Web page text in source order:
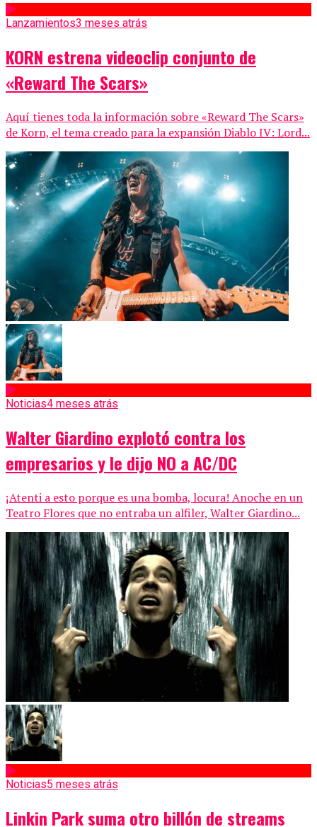
Lanzamientos3 meses atrás
KORN estrena videoclip conjunto de
«Reward The Scars»
Aquí tienes toda la información sobre «Reward The Scars»
de Korn, el tema creado para la expansión Diablo IV: Lord...
Noticias4 meses atrás
Walter Giardino explotó contra los
empresarios y le dijo NO a AC/DC
¡Atenti a esto porque es una bomba, locura! Anoche en un
Teatro Flores que no entraba un alfiler, Walter Giardino...
Noticias5 meses atrás
Linkin Park suma otro billón de streams